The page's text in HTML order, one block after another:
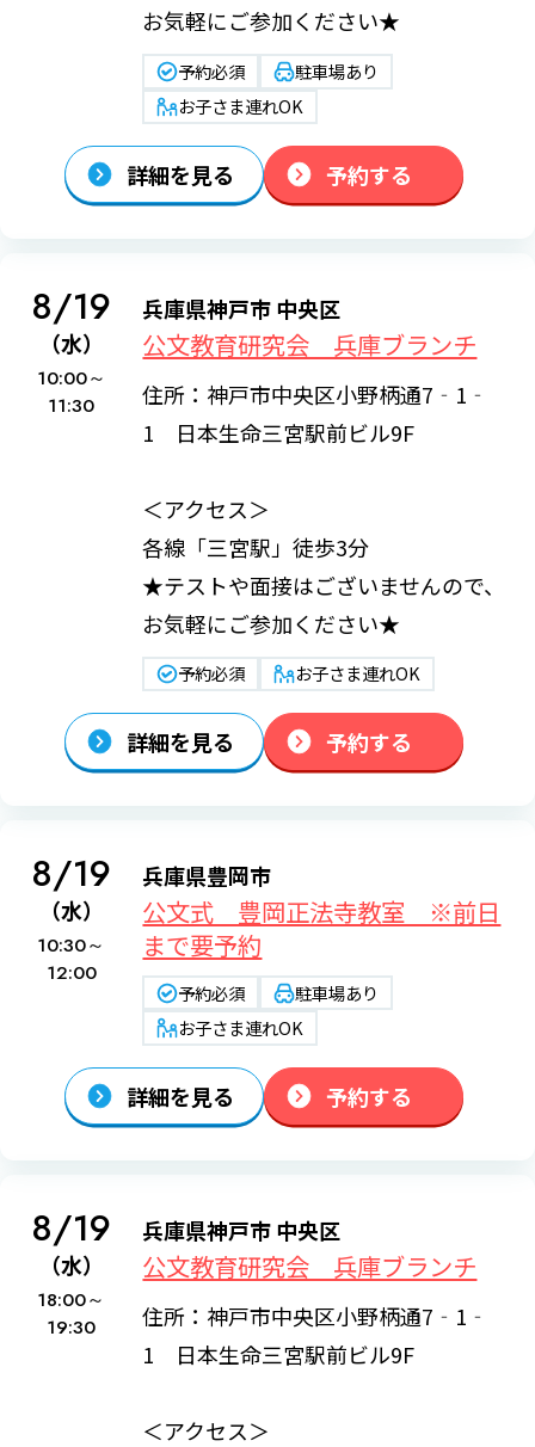
お気軽にご参加ください★
予約必須
駐車場あり
お子さま連れOK
詳細を見る 予約する
8/19
（水）
10:00～
11:30
兵庫県神戸市 中央区
公文教育研究会 兵庫ブランチ
住所：神戸市中央区小野柄通7‐1‐
1 日本生命三宮駅前ビル9F
＜アクセス＞
各線「三宮駅」徒歩3分
★テストや面接はございませんので、
お気軽にご参加ください★
予約必須 お子さま連れOK
詳細を見る 予約する
8/19
（水）
10:30～
12:00
兵庫県豊岡市
公文式 豊岡正法寺教室 ※前日
まで要予約
予約必須
駐車場あり
お子さま連れOK
詳細を見る 予約する
8/19
（水）
18:00～
19:30
兵庫県神戸市 中央区
公文教育研究会 兵庫ブランチ
住所：神戸市中央区小野柄通7‐1‐
1 日本生命三宮駅前ビル9F
＜アクセス＞